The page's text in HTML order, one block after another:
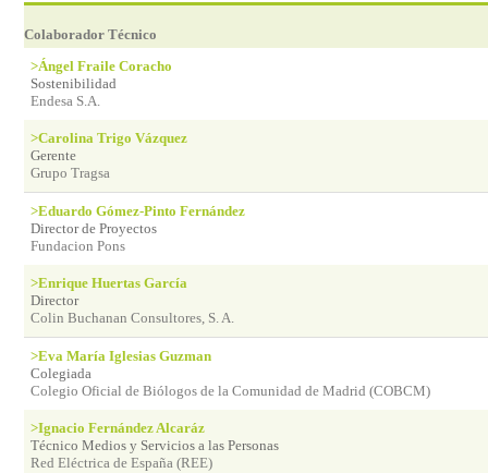
Colaborador Técnico
>Ángel Fraile Coracho
Sostenibilidad
Endesa S.A.
>Carolina Trigo Vázquez
Gerente
Grupo Tragsa
>Eduardo Gómez-Pinto Fernández
Director de Proyectos
Fundacion Pons
>Enrique Huertas García
Director
Colin Buchanan Consultores, S. A.
>Eva María Iglesias Guzman
Colegiada
Colegio Oficial de Biólogos de la Comunidad de Madrid (COBCM)
>Ignacio Fernández Alcaráz
Técnico Medios y Servicios a las Personas
Red Eléctrica de España (REE)